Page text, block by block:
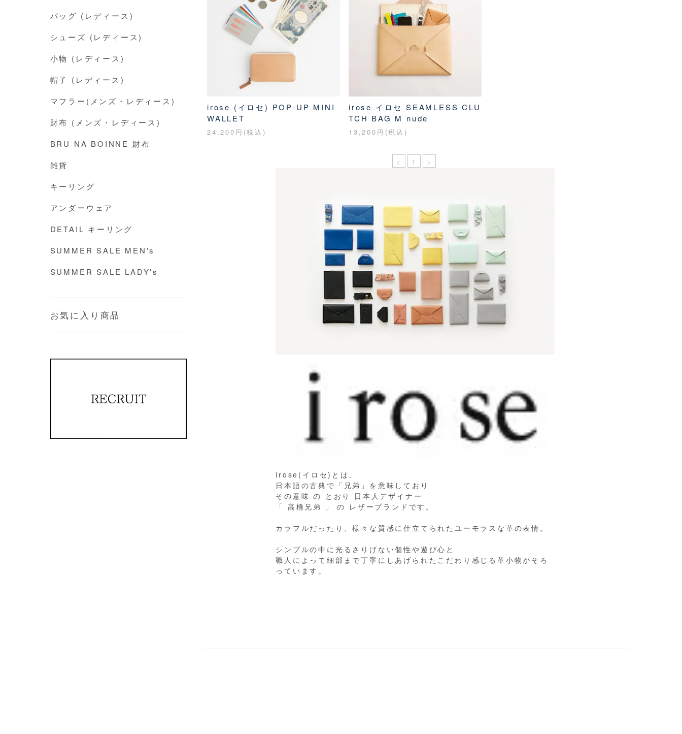
irose (イロセ) POP-UP MINI
WALLET
24,200円(税込)
irose イロセ SEAMLESS CLU
TCH BAG M nude
13,200円(税込)
< 1 >
irose(イロセ)とは、
日本語の古典で「兄弟」を意味しており
その意味 の とおり 日本人デザイナー
「 高橋兄弟 」 の レザーブランドです。
カラフルだったり、様々な質感に仕立てられたユーモラスな革の表情。
シンプルの中に光るさりげない個性や遊び心と
職人によって細部まで丁寧にしあげられたこだわり感じる革小物がそろ
っています。
バッグ (レディース)
シューズ (レディース)
小物 (レディース)
帽子 (レディース)
マフラー(メンズ・レディース)
財布 (メンズ・レディース)
BRU NA BOINNE 財布
雑貨
キーリング
アンダーウェア
DETAIL キーリング
SUMMER SALE MEN's
SUMMER SALE LADY's
お気に入り商品